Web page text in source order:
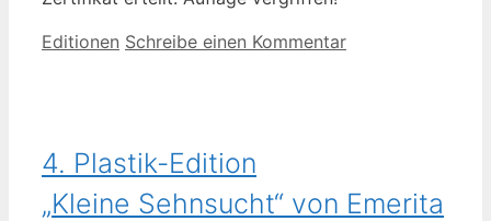
Kategorien
Editionen Schreibe einen Kommentar
4. Plastik-Edition
„Kleine Sehnsucht“ von Emerita